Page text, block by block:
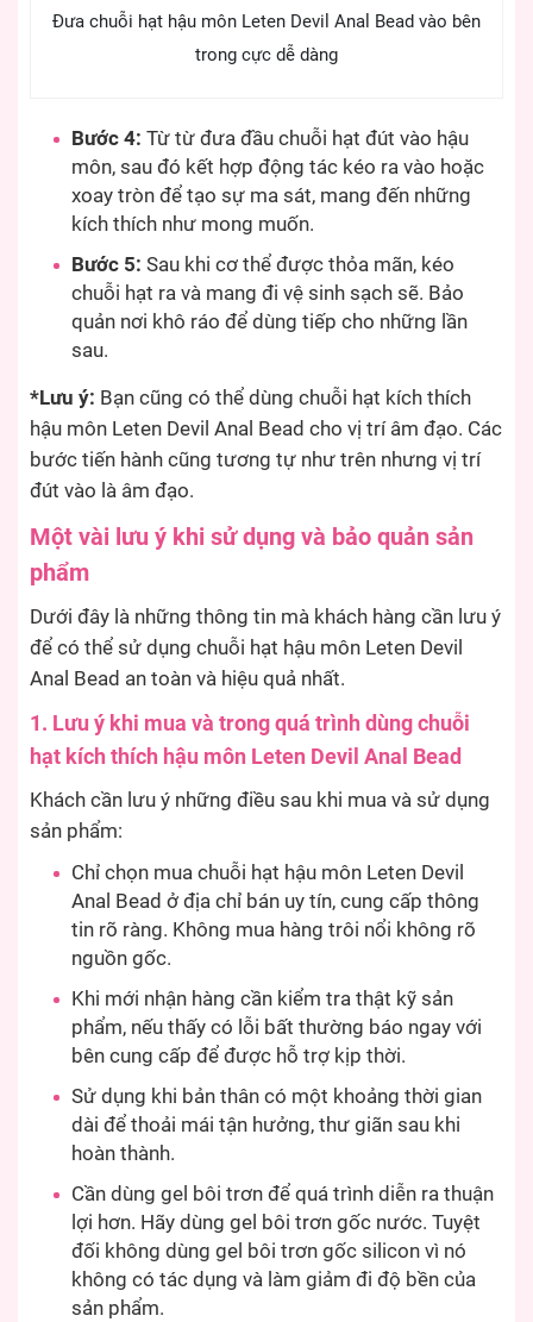
Đưa chuỗi hạt hậu môn Leten Devil Anal Bead vào bên
trong cực dễ dàng
Bước 4: Từ từ đưa đầu chuỗi hạt đút vào hậu
môn, sau đó kết hợp động tác kéo ra vào hoặc
xoay tròn để tạo sự ma sát, mang đến những
kích thích như mong muốn.
Bước 5: Sau khi cơ thể được thỏa mãn, kéo
chuỗi hạt ra và mang đi vệ sinh sạch sẽ. Bảo
quản nơi khô ráo để dùng tiếp cho những lần
sau.
*Lưu ý: Bạn cũng có thể dùng chuỗi hạt kích thích
hậu môn Leten Devil Anal Bead cho vị trí âm đạo. Các
bước tiến hành cũng tương tự như trên nhưng vị trí
đút vào là âm đạo.
Một vài lưu ý khi sử dụng và bảo quản sản
phẩm
Dưới đây là những thông tin mà khách hàng cần lưu ý
để có thể sử dụng chuỗi hạt hậu môn Leten Devil
Anal Bead an toàn và hiệu quả nhất.
1. Lưu ý khi mua và trong quá trình dùng chuỗi
hạt kích thích hậu môn Leten Devil Anal Bead
Khách cần lưu ý những điều sau khi mua và sử dụng
sản phẩm:
Chỉ chọn mua chuỗi hạt hậu môn Leten Devil
Anal Bead ở địa chỉ bán uy tín, cung cấp thông
tin rõ ràng. Không mua hàng trôi nổi không rõ
nguồn gốc.
Khi mới nhận hàng cần kiểm tra thật kỹ sản
phẩm, nếu thấy có lỗi bất thường báo ngay với
bên cung cấp để được hỗ trợ kịp thời.
Sử dụng khi bản thân có một khoảng thời gian
dài để thoải mái tận hưởng, thư giãn sau khi
hoàn thành.
Cần dùng gel bôi trơn để quá trình diễn ra thuận
lợi hơn. Hãy dùng gel bôi trơn gốc nước. Tuyệt
đối không dùng gel bôi trơn gốc silicon vì nó
không có tác dụng và làm giảm đi độ bền của
sản phẩm.